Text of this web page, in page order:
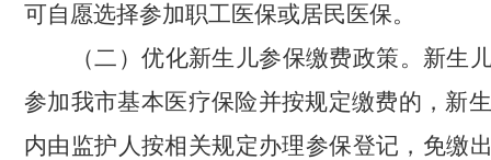
可自愿选择参加职工医保或居民医保。
（二）优化新生儿参保缴费政策。 新生
参加我市基本医疗保险并按规定缴费的，新
内由监护人按相关规定办理参保登记， 免缴